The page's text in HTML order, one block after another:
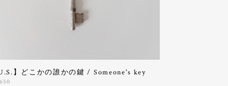
】どこかの誰かの鍵 / Someone's key